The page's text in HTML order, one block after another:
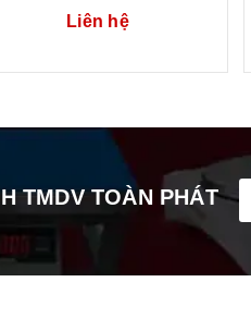
50CM YAOHUA TAIWAN
T7E300B45
Liên hệ
TMDV TOÀN PHÁT